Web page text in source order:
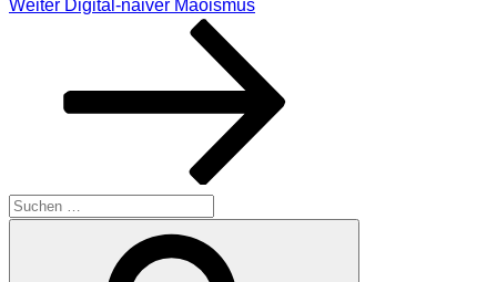
Nächster
Weiter Digital-naiver Maoismus
Suche